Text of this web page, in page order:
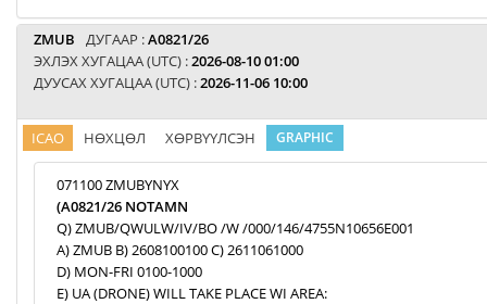
ZMUB ДУГААР :A0821/26
ЭХЛЭХ ХУГАЦАА (UTC) :2026-08-10 01:00
ДУУСАХ ХУГАЦАА (UTC) :2026-11-06 10:00
ICAO НӨХЦӨЛ ХӨРВҮҮЛСЭН GRAPHIC
071100 ZMUBYNYX
(A0821/26 NOTAMN
Q) ZMUB/QWULW/IV/BO /W /000/146/4755N10656E001
A) ZMUB B) 2608100100 C) 2611061000
D) MON-FRI 0100-1000
E) UA (DRONE) WILL TAKE PLACE WI AREA: